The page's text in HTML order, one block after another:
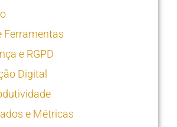
Ferramentas
e RGPD
Digital
e Métricas